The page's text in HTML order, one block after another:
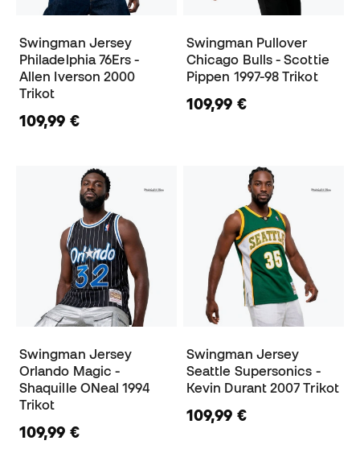
Swingman Jersey
Philadelphia 76Ers -
Allen Iverson 2000
Trikot
109,99 €
Swingman Pullover
Chicago Bulls - Scottie
Pippen 1997-98 Trikot
109,99 €
Swingman Jersey
Orlando Magic -
Shaquille ONeal 1994
Trikot
109,99 €
Swingman Jersey
Seattle Supersonics -
Kevin Durant 2007 Trikot
109,99 €